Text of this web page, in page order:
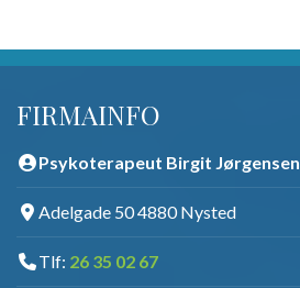
FIRMAINFO
Psykoterapeut Birgit Jørgensen
Adelgade 50 4880 Nysted
Tlf: 26 35 02 67